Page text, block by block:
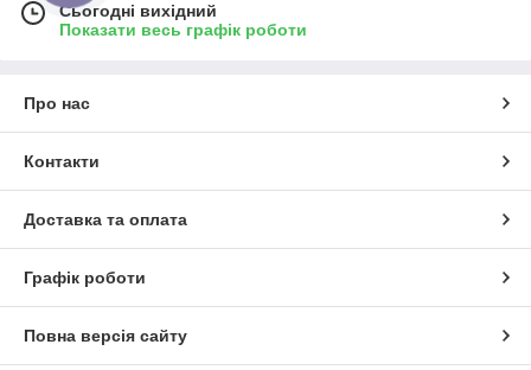
Сьогодні вихідний
Показати весь графік роботи
Про нас
Контакти
Доставка та оплата
Графік роботи
Повна версія сайту